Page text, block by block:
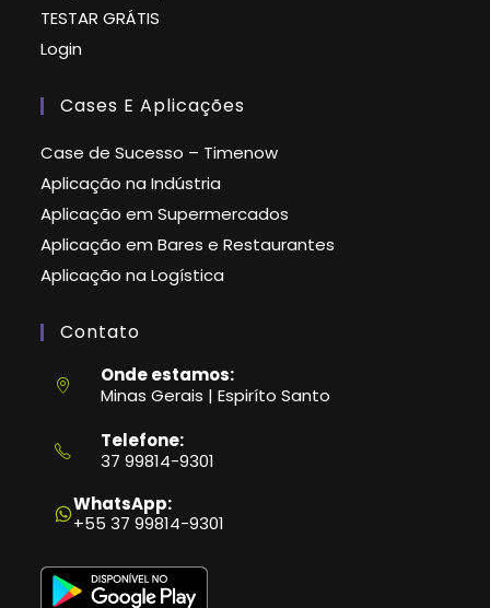
TESTAR GRÁTIS
Login
Cases E Aplicações
Case de Sucesso – Timenow
Aplicação na Indústria
Aplicação em Supermercados
Aplicação em Bares e Restaurantes
Aplicação na Logística
Contato
Onde estamos:
Minas Gerais | Espiríto Santo
Telefone:
37 99814-9301
em
seu
aplicativo
WhatsApp:
+55 37 99814-9301